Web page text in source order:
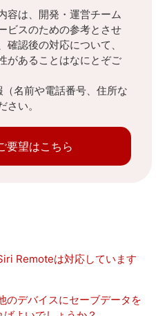
容は、開発・運営チーム
ビスのための参考とさせ
認後の対応について、
があることはなにとぞご
名前や電話番号、住所な
さい。
要望はこちら
Remoteは対応しています
のデバイスにセーブデータを